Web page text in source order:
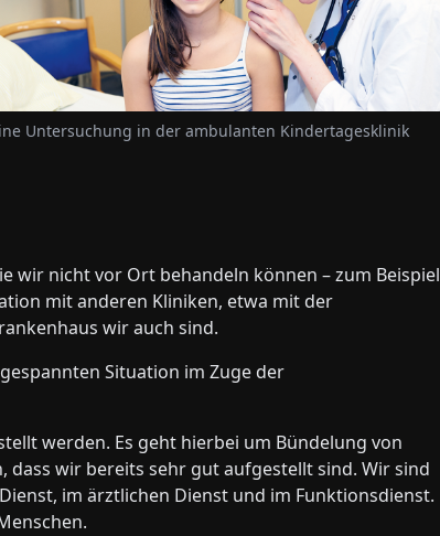
Untersuchung in der ambulanten Kindertagesklinik
wir nicht vor Ort behandeln können – zum Beispiel
mit anderen Kliniken, etwa mit der
wir auch sind.
Situation im Zuge der
werden. Es geht hierbei um Bündelung von
dass wir bereits sehr gut aufgestellt sind. Wir sind
im ärztlichen Dienst und im Funktionsdienst.